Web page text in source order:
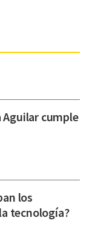
Aguilar cumple
los
tecnología?